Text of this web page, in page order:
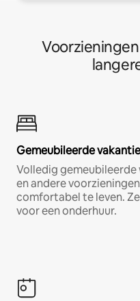
Gemeubileerde
Volledig gemeubileerde
en andere
comfortabel te leven.
voor een onderhuur.